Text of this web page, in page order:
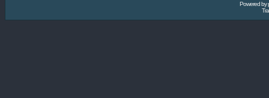
Powered by